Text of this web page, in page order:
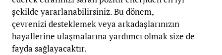
şekilde yararlanabilirsiniz. Bu dönem,
çevrenizi desteklemek veya arkadaşlarınızın
hayallerine ulaşmalarına yardımcı olmak size de
fayda sağlayacaktır.